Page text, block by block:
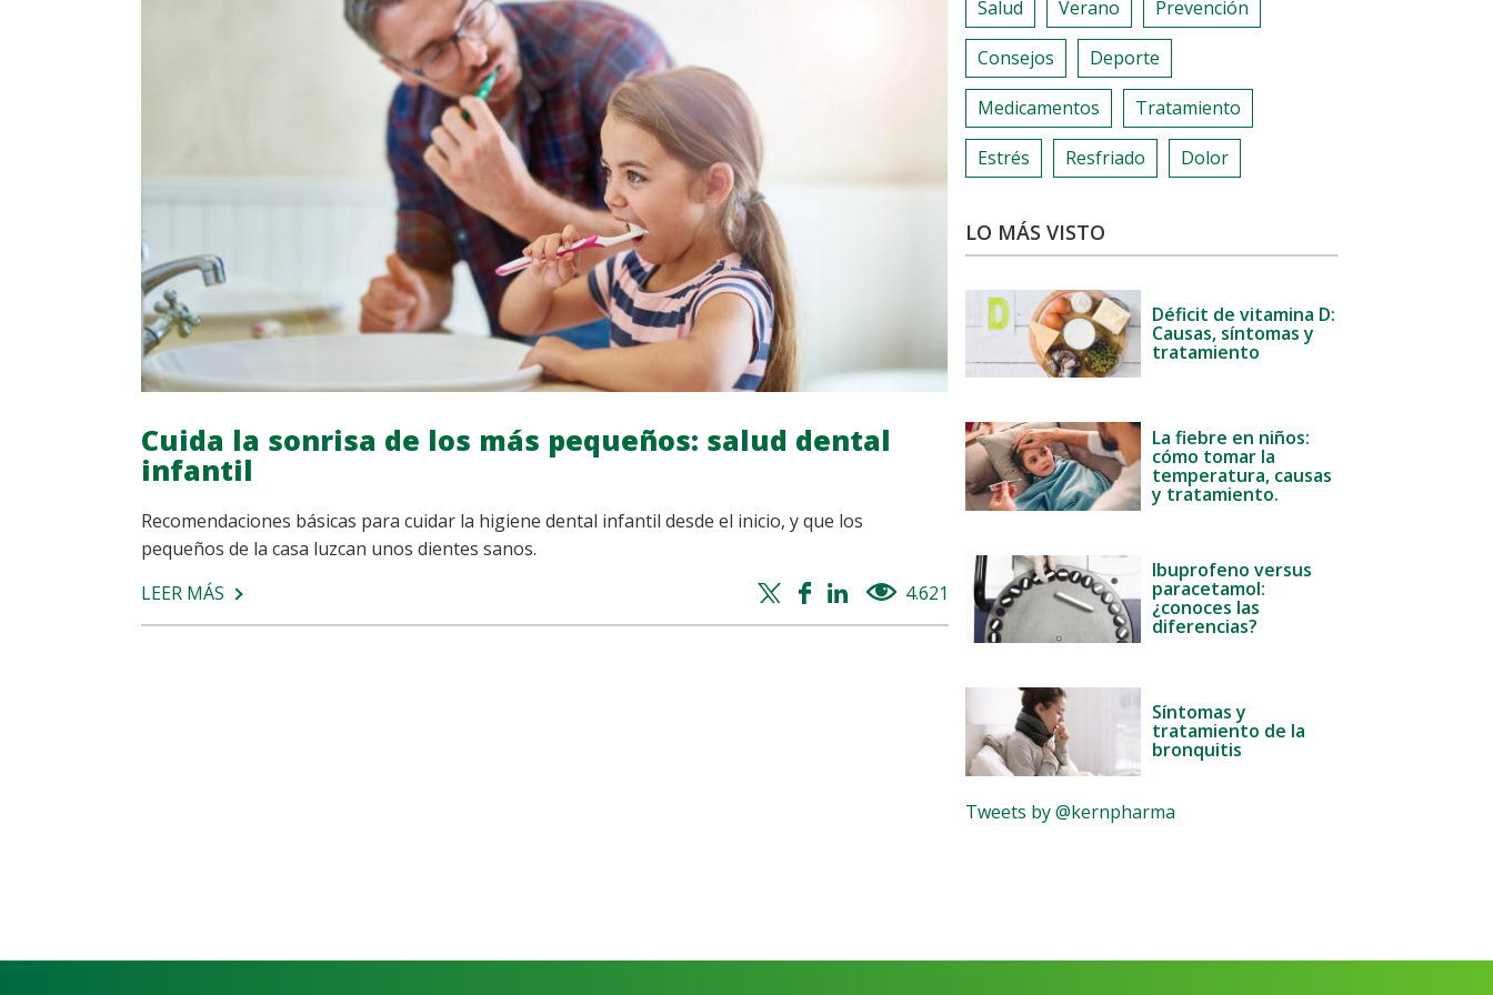
Cuida la sonrisa de los más pequeños: salud dental
infantil
Recomendaciones básicas para cuidar la higiene dental infantil desde el inicio, y que los
pequeños de la casa luzcan unos dientes sanos.
LEER MÁS SOBRE
CUIDA
Twitter
share
Facebook
share
Whatsapp
share
Linkedin
share
4.621 views
Salud Verano Prevención
Consejos Deporte
Medicamentos Tratamiento
Estrés Resfriado Dolor
LO MÁS VISTO
Déficit de vitamina D:
Causas, síntomas y
tratamiento
La fiebre en niños:
cómo tomar la
temperatura, causas
y tratamiento.
Ibuprofeno versus
paracetamol:
¿conoces las
diferencias?
Síntomas y
tratamiento de la
bronquitis
Tweets by @kernpharma